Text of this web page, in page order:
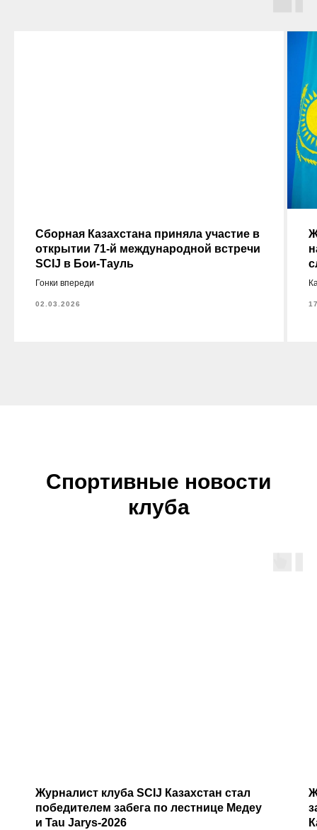
Сборная Казахстана приняла участие в
открытии 71-й международной встречи
SCIJ в Бои-Тауль
Гонки впереди
02.03.2026
Спортивные новости
клуба
Журналист клуба SCIJ Казахстан стал
победителем забега по лестнице Медеу
и Tau Jarys-2026